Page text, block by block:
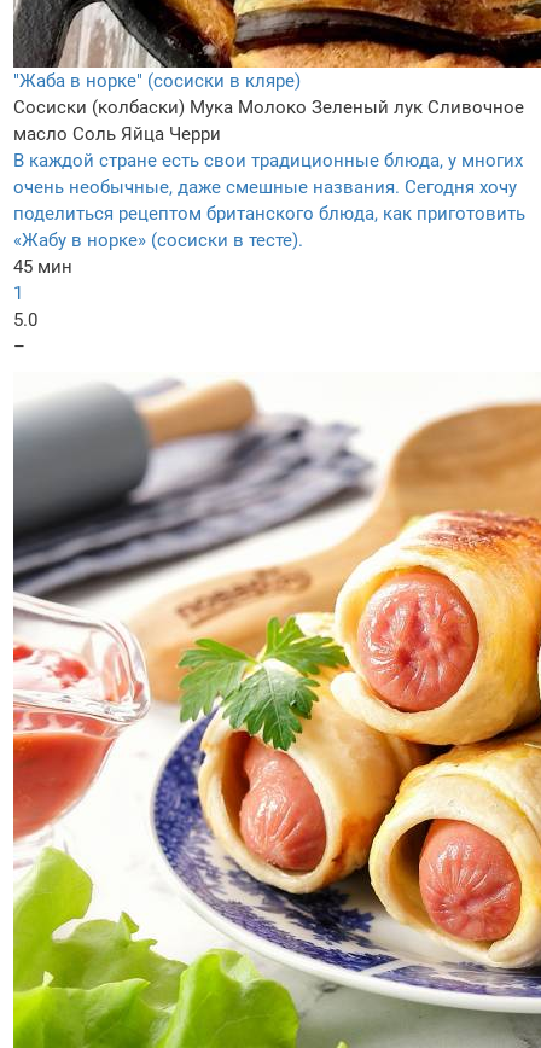
"Жаба в норке" (сосиски в кляре)
Сосиски (колбаски) Мука Молоко Зеленый лук Сливочное
масло Соль Яйца Черри
В каждой стране есть свои традиционные блюда, у многих
очень необычные, даже смешные названия. Сегодня хочу
поделиться рецептом британского блюда, как приготовить
«Жабу в норке» (сосиски в тесте).
45 мин
1
5.0
–